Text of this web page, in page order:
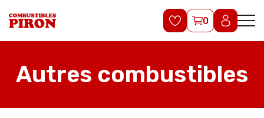
0
Autres combustibles